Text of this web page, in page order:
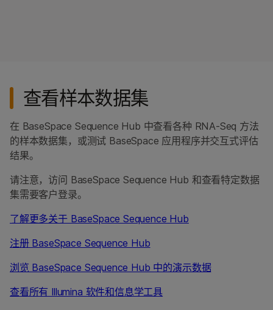
查看样本数据集
在 BaseSpace Sequence Hub 中查看各种 RNA-Seq 方法
的样本数据集，或测试 BaseSpace 应用程序并交互式评估
结果。
请注意，访问 BaseSpace Sequence Hub 和查看特定数据
集需要客户登录。
了解更多关于 BaseSpace Sequence Hub
注册 BaseSpace Sequence Hub
浏览 BaseSpace Sequence Hub 中的演示数据
查看所有 Illumina 软件和信息学工具